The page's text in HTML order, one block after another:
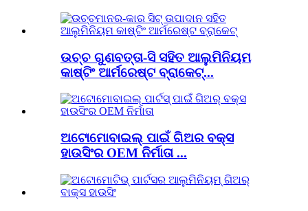
ଉଚ୍ଚ ଗୁଣବତ୍ତା-ସି ସହିତ ଆଲୁମିନିୟମ
କାଷ୍ଟିଂ ଆର୍ମରେଷ୍ଟ ବ୍ରାକେଟ୍...
ଅଟୋମୋବାଇଲ୍ ପାଇଁ ଗିଅର ବକ୍ସ
ହାଉସିଂର OEM ନିର୍ମାତା ...